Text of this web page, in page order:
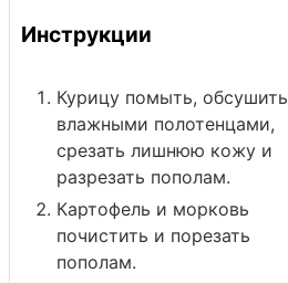
Инструкции
Курицу помыть, обсушить
влажными полотенцами,
срезать лишнюю кожу и
разрезать пополам.
Картофель и морковь
почистить и порезать
пополам.